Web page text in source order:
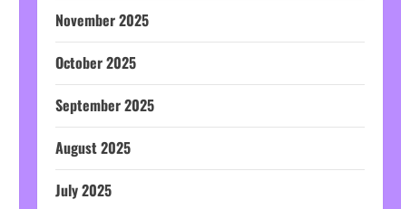
November 2025
October 2025
September 2025
August 2025
July 2025